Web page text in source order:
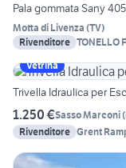
Pala gommata Sany 405
Motta di Livenza (TV)
Rivenditore TONELLO
Vetrina
Trivella Idraulica per
1.250 €Sasso Marconi(
Rivenditore Grent